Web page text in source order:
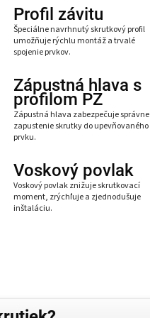
Profil závitu
Špeciálne navrhnutý skrutkový profil
umožňuje rýchlu montáž a trvalé
spojenie prvkov.
Zápustná hlava s
profilom PZ
Zápustná hlava zabezpečuje správne
zapustenie skrutky do upevňovaného
prvku.
Voskový povlak
Voskový povlak znižuje skrutkovací
moment, zrýchľuje a zjednodušuje
inštaláciu.